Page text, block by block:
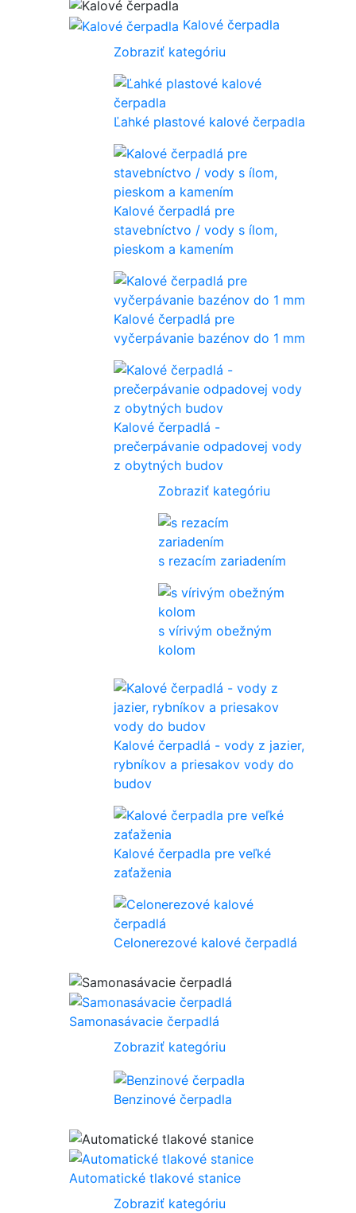
Kalové čerpadla
Zobraziť kategóriu
Ľahké plastové kalové čerpadla
Kalové čerpadlá pre
stavebníctvo / vody s ílom,
pieskom a kamením
Kalové čerpadlá pre
vyčerpávanie bazénov do 1 mm
Kalové čerpadlá -
prečerpávanie odpadovej vody
z obytných budov
Zobraziť kategóriu
s rezacím zariadením
s vírivým obežným
kolom
Kalové čerpadlá - vody z jazier,
rybníkov a priesakov vody do
budov
Kalové čerpadla pre veľké
zaťaženia
Celonerezové kalové čerpadlá
Samonasávacie čerpadlá
Zobraziť kategóriu
Benzinové čerpadla
Automatické tlakové stanice
Zobraziť kategóriu